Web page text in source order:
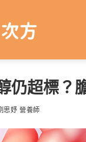
仍超標？
思妤 營養師